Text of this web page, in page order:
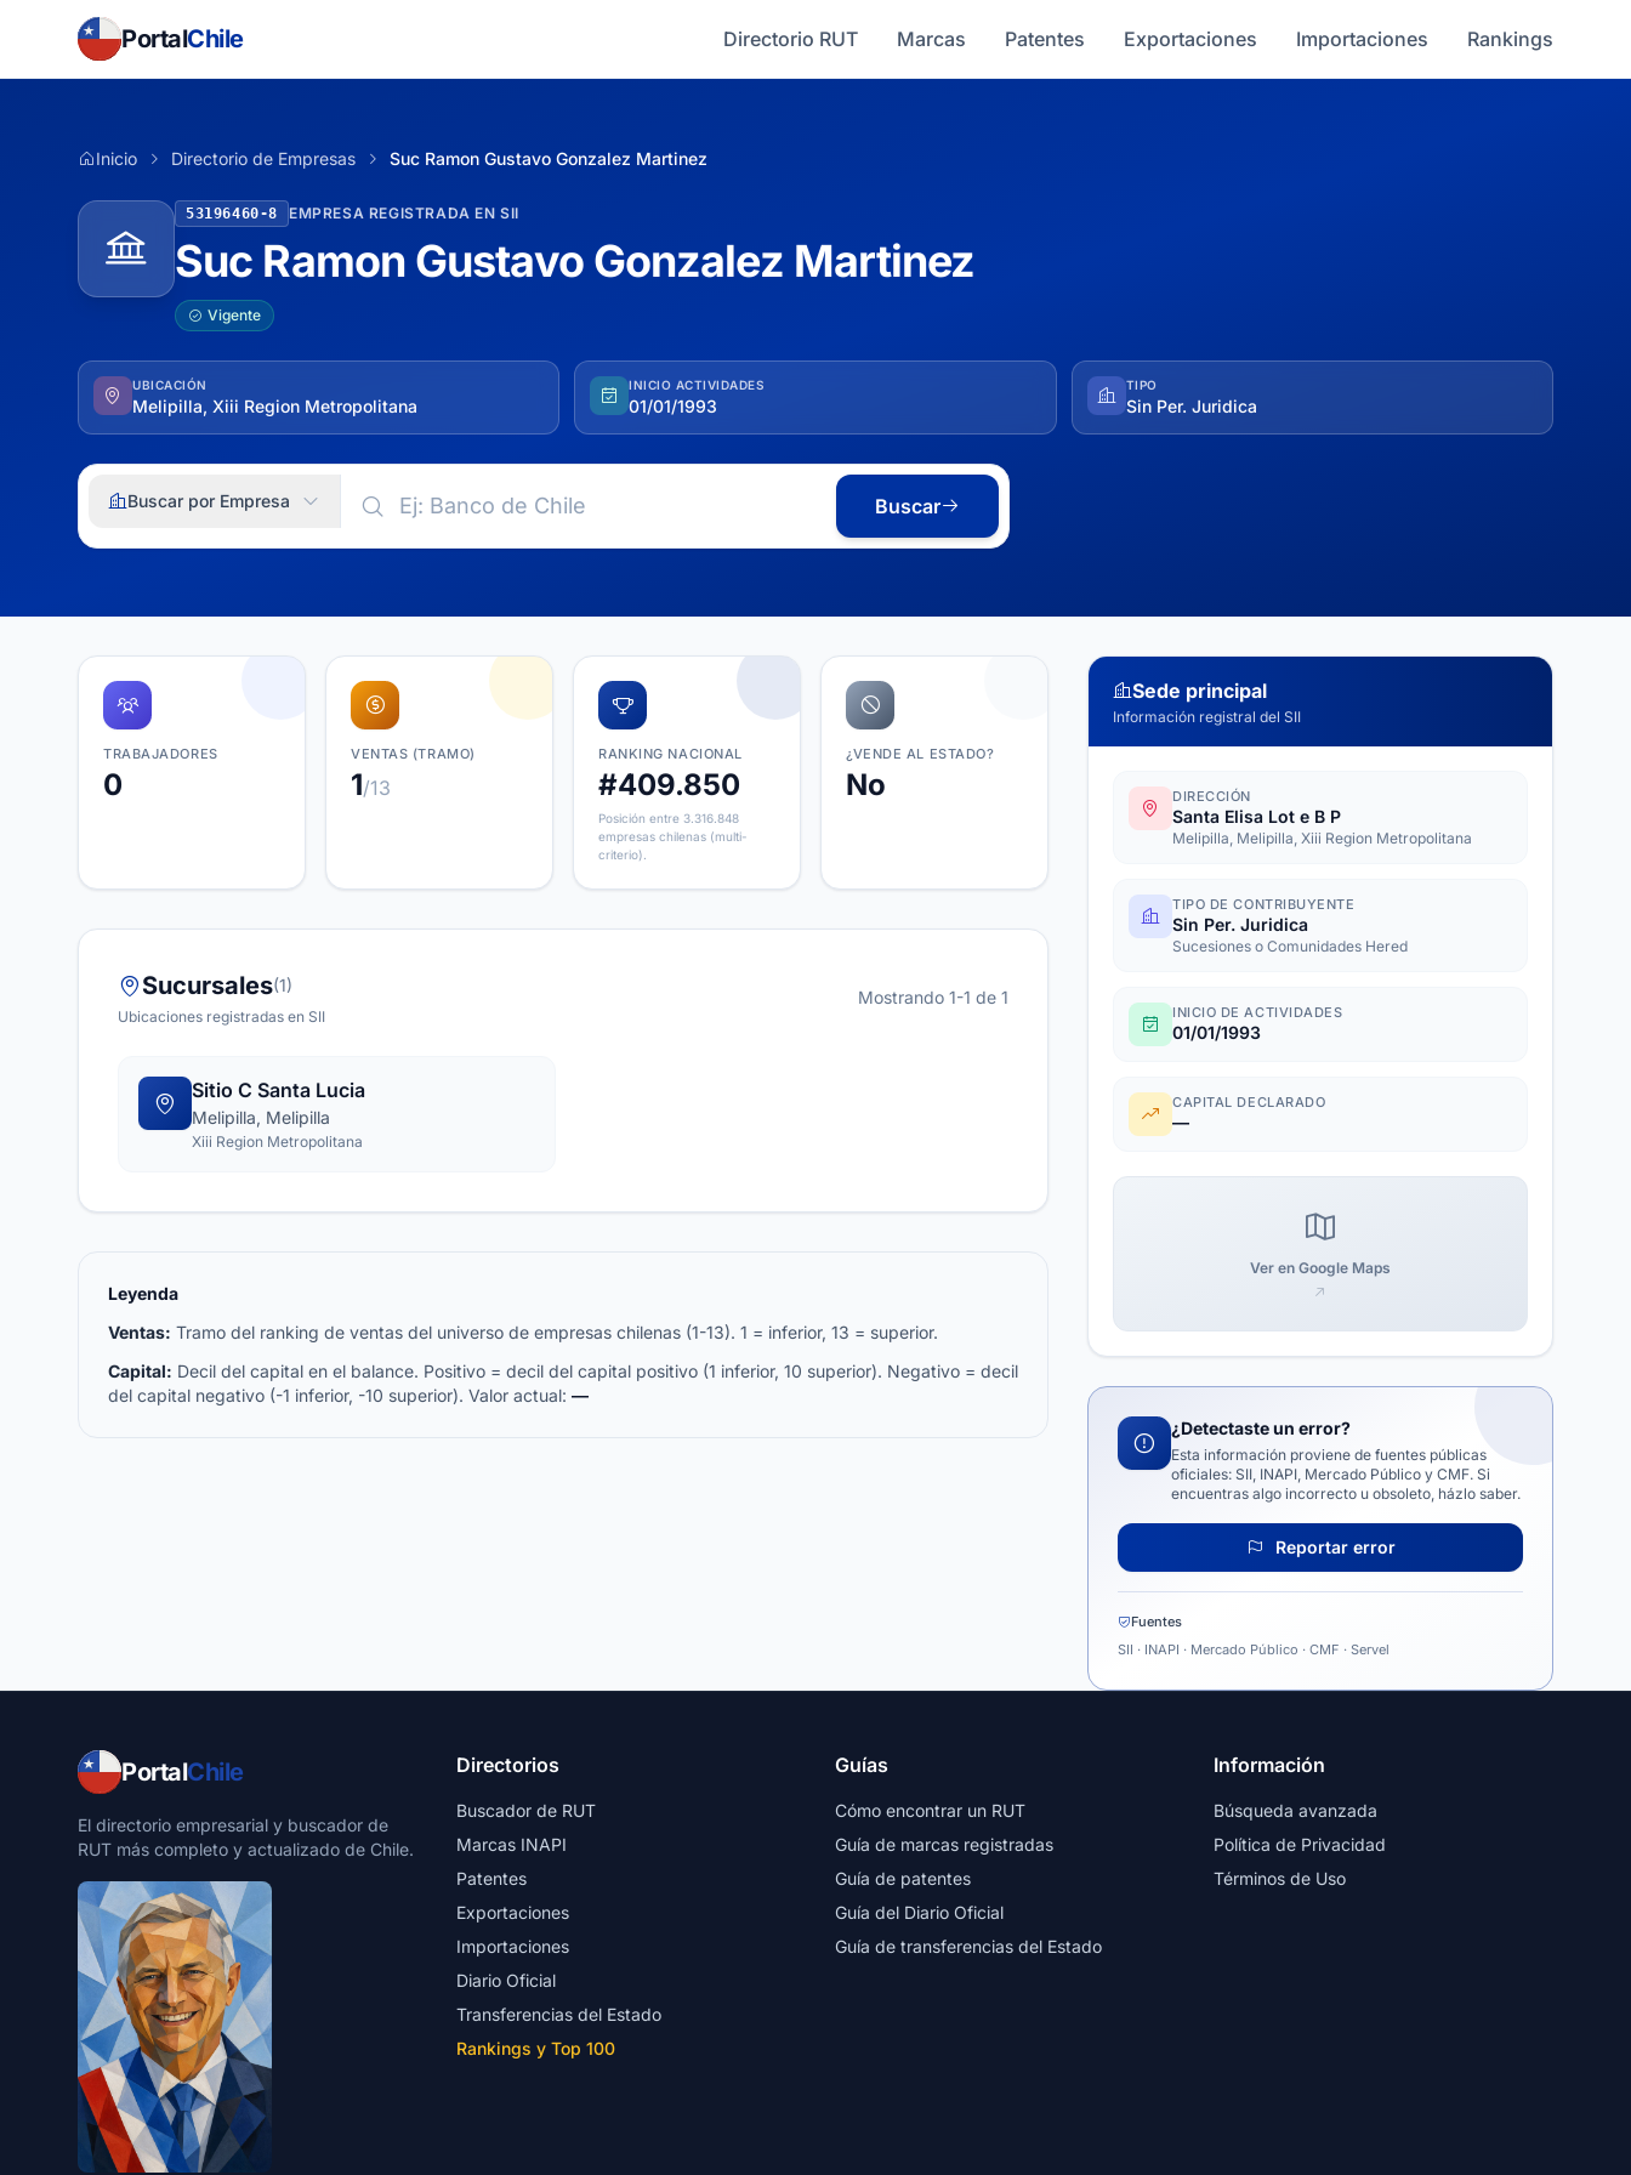
PortalChile Directorio RUT Marcas Patentes Exportaciones Importaciones Rankings
Inicio Directorio de Empresas Suc Ramon Gustavo Gonzalez Martinez
53196460-8 EMPRESA REGISTRADA EN SII
Suc Ramon Gustavo Gonzalez Martinez
Vigente
UBICACIÓN
Melipilla, Xiii Region Metropolitana
INICIO ACTIVIDADES
01/01/1993
TIPO
Sin Per. Juridica
Buscar por Empresa Buscar
TRABAJADORES
0
VENTAS (TRAMO)
1/13
RANKING NACIONAL
#409.850
Posición entre 3.316.848
empresas chilenas (multi-
criterio).
¿VENDE AL ESTADO?
No
Sucursales(1)
Ubicaciones registradas en SII
Mostrando 1-1 de 1
Sitio C Santa Lucia
Melipilla, Melipilla
Xiii Region Metropolitana
Leyenda
Ventas: Tramo del ranking de ventas del universo de empresas chilenas (1-13). 1 = inferior, 13 = superior.
Capital: Decil del capital en el balance. Positivo = decil del capital positivo (1 inferior, 10 superior). Negativo = decil
del capital negativo (-1 inferior, -10 superior). Valor actual: —
Sede principal
Información registral del SII
DIRECCIÓN
Santa Elisa Lot e B P
Melipilla, Melipilla, Xiii Region Metropolitana
TIPO DE CONTRIBUYENTE
Sin Per. Juridica
Sucesiones o Comunidades Hered
INICIO DE ACTIVIDADES
01/01/1993
CAPITAL DECLARADO
—
Ver en Google Maps
¿Detectaste un error?
Esta información proviene de fuentes públicas
oficiales: SII, INAPI, Mercado Público y CMF. Si
encuentras algo incorrecto u obsoleto, házlo saber.
Reportar error
Fuentes
SII · INAPI · Mercado Público · CMF · Servel
PortalChile
El directorio empresarial y buscador de
RUT más completo y actualizado de Chile.
Directorios
Buscador de RUT
Marcas INAPI
Patentes
Exportaciones
Importaciones
Diario Oficial
Transferencias del Estado
Rankings y Top 100
Guías
Cómo encontrar un RUT
Guía de marcas registradas
Guía de patentes
Guía del Diario Oficial
Guía de transferencias del Estado
Información
Búsqueda avanzada
Política de Privacidad
Términos de Uso